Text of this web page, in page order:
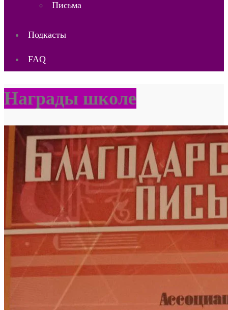
Письма
Подкасты
FAQ
Награды школе